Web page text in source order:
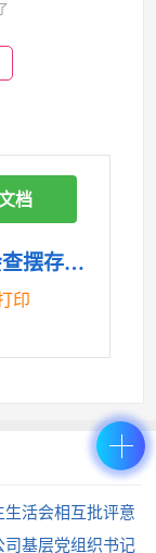
的接受和应
神。在面对
分发挥主观
工作进展缓
建设方面，虽
水平的重要
不够深入，
度结合，影
对苗头性、倾
严肃，导致一
够到位。部分
《市直部门202x年民主生活会查摆存在问题清单.doc》
印
档
生活会相互批评意
70例）
司基层党组织书记